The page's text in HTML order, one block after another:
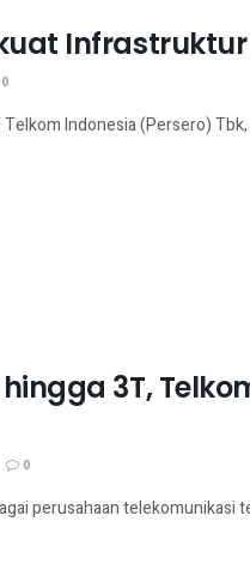
0
Indonesia (Persero)
3T,
0
perusahaan telekomunikasi